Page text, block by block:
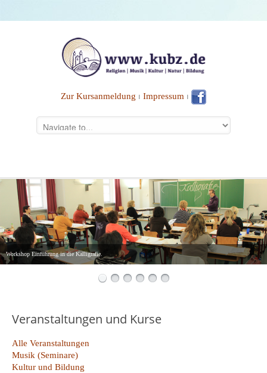
Zur Kursanmeldung ⏐ Impressum ⏐
Workshop Einführung in die Kalligrafie.
Veranstaltungen und Kurse
Alle Veranstaltungen
Musik (Seminare)
Kultur und Bildung